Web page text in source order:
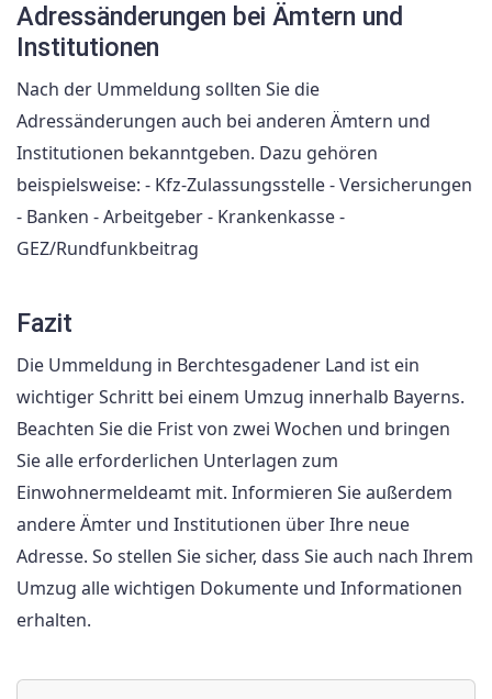
Adressänderungen bei Ämtern und
Institutionen
Nach der Ummeldung sollten Sie die
Adressänderungen auch bei anderen Ämtern und
Institutionen bekanntgeben. Dazu gehören
beispielsweise: - Kfz-Zulassungsstelle - Versicherungen
- Banken - Arbeitgeber - Krankenkasse -
GEZ/Rundfunkbeitrag
Fazit
Die Ummeldung in Berchtesgadener Land ist ein
wichtiger Schritt bei einem Umzug innerhalb Bayerns.
Beachten Sie die Frist von zwei Wochen und bringen
Sie alle erforderlichen Unterlagen zum
Einwohnermeldeamt mit. Informieren Sie außerdem
andere Ämter und Institutionen über Ihre neue
Adresse. So stellen Sie sicher, dass Sie auch nach Ihrem
Umzug alle wichtigen Dokumente und Informationen
erhalten.